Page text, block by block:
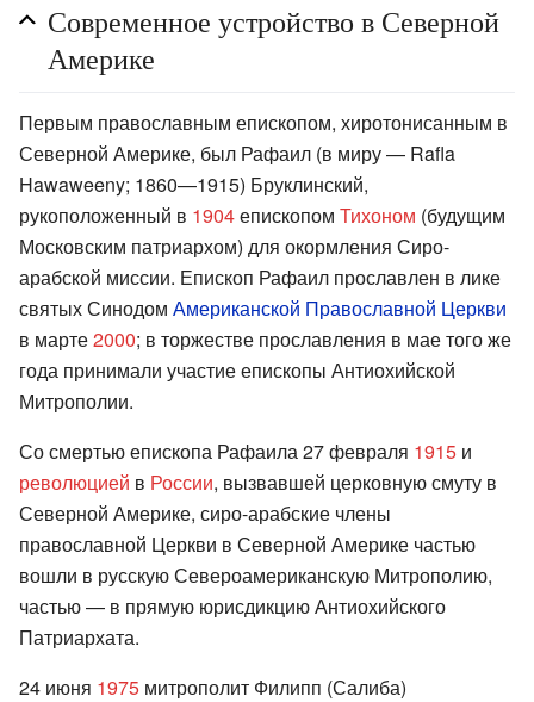
Современное устройство в Северной
Америке
Первым православным епископом, хиротонисанным в
Северной Америке, был Рафаил (в миру — Rafla
Hawaweeny; 1860—1915) Бруклинский,
рукоположенный в 1904епископом Тихоном (будущим
Московским патриархом) для окормления Сиро-
арабской миссии. Епископ Рафаил прославлен в лике
святых Синодом Американской Православной Церкви
в марте2000; в торжестве прославления в мае того же
года принимали участие епископы Антиохийской
Митрополии.
Со смертью епископа Рафаила 27 февраля 1915 и
революцией в России, вызвавшей церковную смуту в
Северной Америке, сиро-арабские члены
православной Церкви в Северной Америке частью
вошли в русскую Североамериканскую Митрополию,
частью — в прямую юрисдикцию Антиохийского
Патриархата.
24 июня 1975 митрополит Филипп (Салиба)